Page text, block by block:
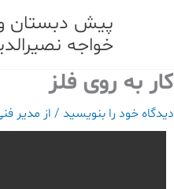
پیش دبستان
خواجه
کار به روی فلز
دیدگاه‌ خود را بنویسید / از مدیر